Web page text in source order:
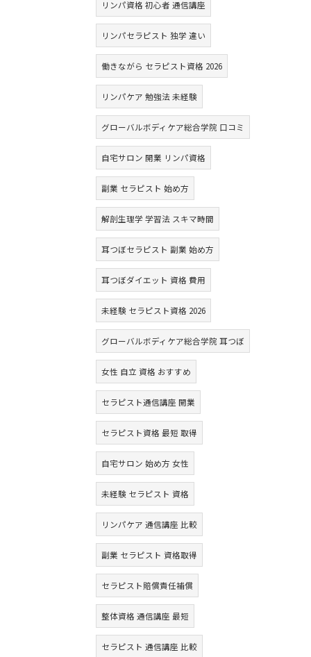
リンパ資格 初心者 通信講座
リンパセラピスト 独学 違い
働きながら セラピスト資格 2026
リンパケア 勉強法 未経験
グローバルボディケア総合学院 口コミ
自宅サロン 開業 リンパ資格
副業 セラピスト 始め方
解剖生理学 学習法 スキマ時間
耳つぼセラピスト 副業 始め方
耳つぼダイエット 資格 費用
未経験 セラピスト資格 2026
グローバルボディケア総合学院 耳つぼ
女性 自立 資格 おすすめ
セラピスト通信講座 開業
セラピスト資格 最短 取得
自宅サロン 始め方 女性
未経験 セラピスト 資格
リンパケア 通信講座 比較
副業 セラピスト 資格取得
セラピスト賠償責任補償
整体資格 通信講座 最短
セラピスト 通信講座 比較